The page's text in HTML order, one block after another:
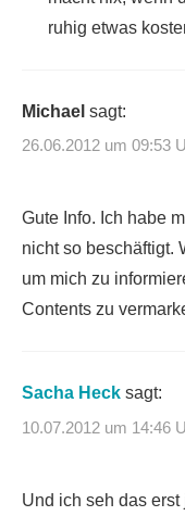
ruhig etwas
Michael sagt:
26.06.2012 um 09:53
Gute Info. Ich habe
nicht so beschäftigt.
um mich zu
Contents zu
Sacha Heck sagt:
10.07.2012 um 14:46
Und ich seh das erst